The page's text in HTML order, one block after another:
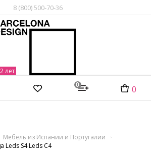
8 (800) 500-70-36
0 0
Мебель из Испании и Португалии
Leds S4 Leds C4